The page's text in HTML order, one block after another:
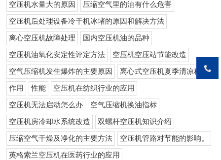
空压机水量大的原因 压缩空气里的油有什么危害
空压机后处理设备冷干机冰堵的原因和解决方法
离心空压机故障处理 国内空压机油的品种
空压机油氧化安定性评定方法 空压机空压站节能改造
空气压缩机发生爆炸的主要原因 离心式空压机夏季清凉秘籍
作用 性能 空压机在纺织行业的应用
空压机无法启动怎么办 空气压缩机换油指标
空压机房冷却水系统改造 双螺杆空压机知识介绍
压缩空气干燥及净化的主要方法 空压机管路对节能的影响。
英格索兰空压机在医药行业的应用